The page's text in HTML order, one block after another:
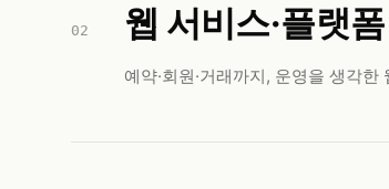
02 웹 서비스·플랫폼
예약·회원·거래까지, 운영을 생각한